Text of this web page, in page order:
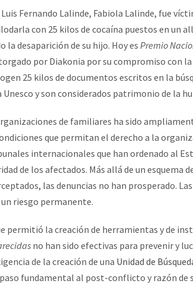
Fernando Lalinde, Fabiola Lalinde, fue
con 25 kilos de cocaína puestos en un
la desaparición de su hijo. Hoy esPremio
por Diakonia por su compromiso con la
25 kilos de documentos escritos en la
y son considerados patrimonio de la
de familiares ha sido
que permitan el derecho a la
internacionales que han ordenado al
de los afectados. Más allá de un esquema
las denuncias no han prosperado.
riesgo permanente.
permitió la creación de herramientas y de
no han sido efectivas para prevenir y
de la creación de una Unidad de
fundamental al post-conflicto y razón de